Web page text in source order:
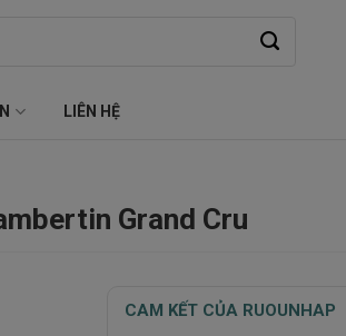
LIÊN HỆ
Grand Cru
CAM KẾT CỦA RUOUNHAP